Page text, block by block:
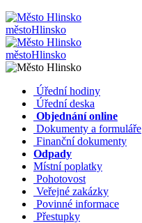
městoHlinsko
městoHlinsko
Úřední hodiny
Úřední deska
Objednání online
Dokumenty a formuláře
Finanční dokumenty
Odpady
Místní poplatky
Pohotovost
Veřejné zakázky
Povinné informace
Přestupky